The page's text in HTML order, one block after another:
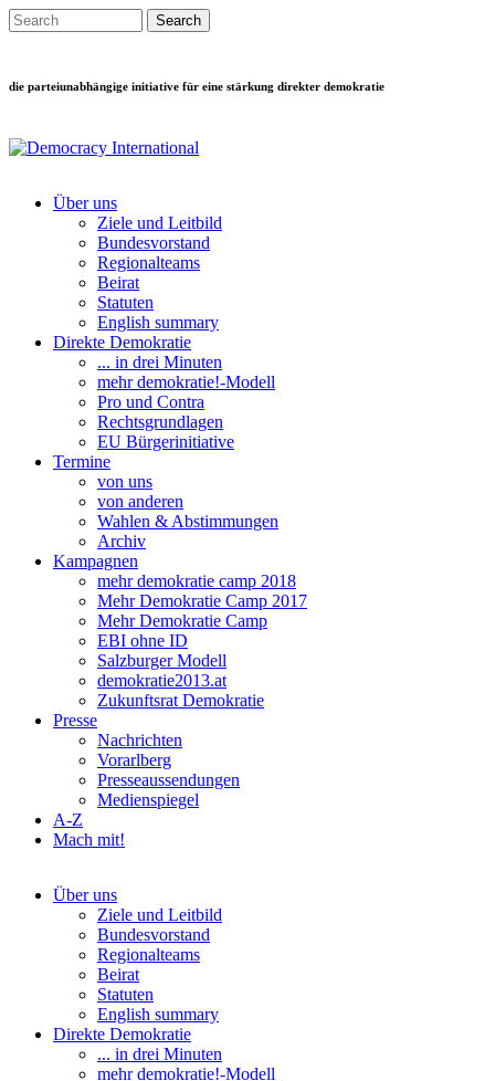
Direkt zum Inhalt
Search this site
die parteiunabhängige initiative für eine stärkung direkter demokratie
Main menu
Über uns
Ziele und Leitbild
Bundesvorstand
Regionalteams
Beirat
Statuten
English summary
Direkte Demokratie
... in drei Minuten
mehr demokratie!-Modell
Pro und Contra
Rechtsgrundlagen
EU Bürgerinitiative
Termine
von uns
von anderen
Wahlen & Abstimmungen
Archiv
Kampagnen
mehr demokratie camp 2018
Mehr Demokratie Camp 2017
Mehr Demokratie Camp
EBI ohne ID
Salzburger Modell
demokratie2013.at
Zukunftsrat Demokratie
Presse
Nachrichten
Vorarlberg
Presseaussendungen
Medienspiegel
A-Z
Mach mit!
Über uns
Ziele und Leitbild
Bundesvorstand
Regionalteams
Beirat
Statuten
English summary
Direkte Demokratie
... in drei Minuten
mehr demokratie!-Modell